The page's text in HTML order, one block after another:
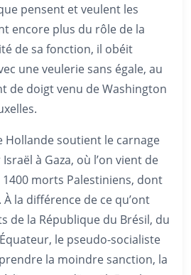
pensent et veulent les
encore plus du rôle de la
de sa fonction, il obéit
une veulerie sans égale, au
de doigt venu de Washington
Hollande soutient le carnage
à Gaza, où l’on vient de
morts Palestiniens, dont
la différence de ce qu’ont
de la République du Brésil, du
le pseudo-socialiste
la moindre sanction, la